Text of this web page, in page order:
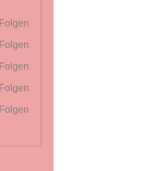
Folgen
Folgen
Folgen
Folgen
Folgen